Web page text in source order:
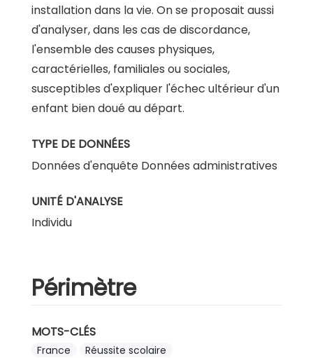
installation dans la vie. On se proposait aussi
d'analyser, dans les cas de discordance,
l'ensemble des causes physiques,
caractérielles, familiales ou sociales,
susceptibles d'expliquer l'échec ultérieur d'un
enfant bien doué au départ.
TYPE DE DONNÉES
Données d'enquête Données administratives
UNITÉ D'ANALYSE
Individu
Périmètre
MOTS-CLÉS
France
Réussite scolaire